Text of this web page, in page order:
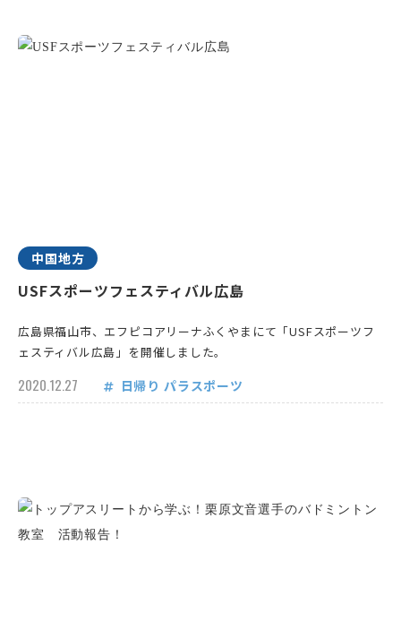
中国地方
USFスポーツフェスティバル広島
広島県福山市、エフピコアリーナふくやまにて「USFスポーツフ
ェスティバル広島」を開催しました。
2020.12.27 日帰り パラスポーツ